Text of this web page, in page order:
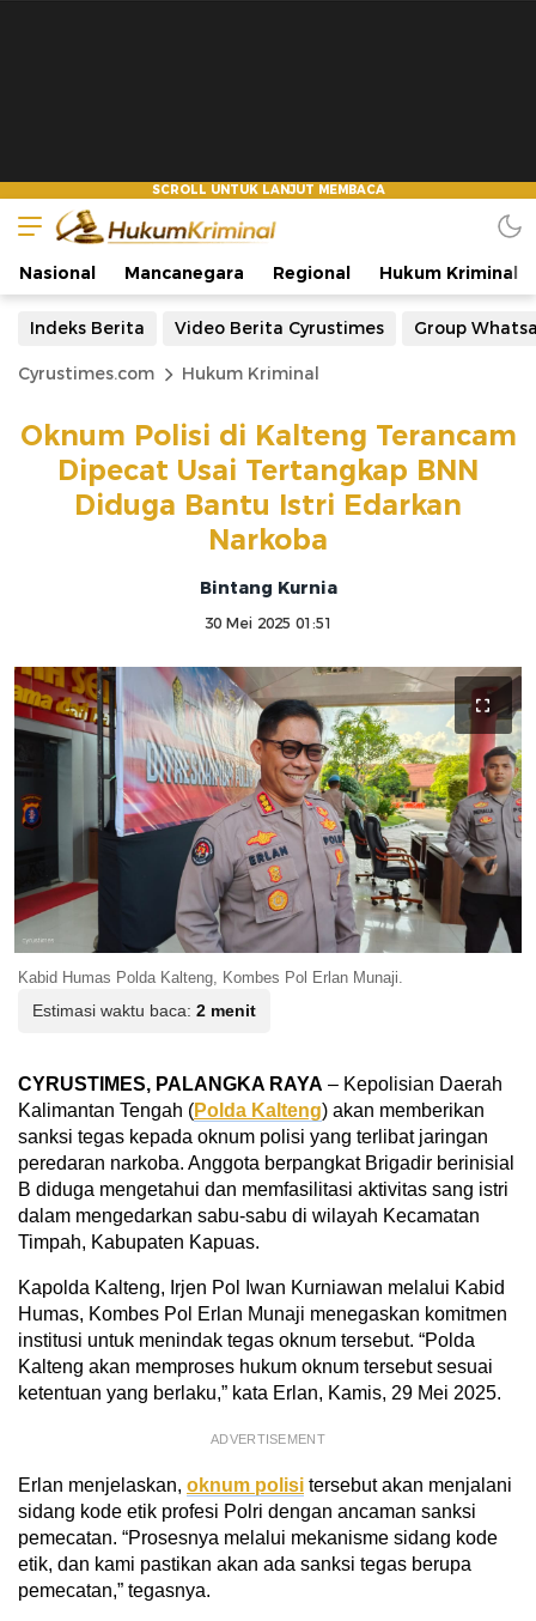
Nasional Mancanegara Regional Hukum Kriminal
Indeks Berita Video Berita Cyrustimes Group
Cyrustimes.com Hukum Kriminal
Oknum Polisi di Kalteng Terancam
Dipecat Usai Tertangkap BNN
Diduga Bantu Istri Edarkan
Narkoba
Bintang Kurnia
30 Mei 2025 01:51
Kabid Humas Polda Kalteng, Kombes Pol Erlan Munaji.
Estimasi waktu baca: 2 menit
CYRUSTIMES, PALANGKA RAYA – Kepolisian Daerah
Kalimantan Tengah (Polda Kalteng) akan memberikan
sanksi tegas kepada oknum polisi yang terlibat jaringan
peredaran narkoba. Anggota berpangkat Brigadir berinisial
B diduga mengetahui dan memfasilitasi aktivitas sang istri
dalam mengedarkan sabu-sabu di wilayah Kecamatan
Timpah, Kabupaten Kapuas.
Kapolda Kalteng, Irjen Pol Iwan Kurniawan melalui Kabid
Humas, Kombes Pol Erlan Munaji menegaskan komitmen
institusi untuk menindak tegas oknum tersebut. “Polda
Kalteng akan memproses hukum oknum tersebut sesuai
ketentuan yang berlaku,” kata Erlan, Kamis, 29 Mei 2025.
ADVERTISEMENT
Erlan menjelaskan, oknum polisi tersebut akan menjalani
sidang kode etik profesi Polri dengan ancaman sanksi
pemecatan. “Prosesnya melalui mekanisme sidang kode
etik, dan kami pastikan akan ada sanksi tegas berupa
pemecatan,” tegasnya.